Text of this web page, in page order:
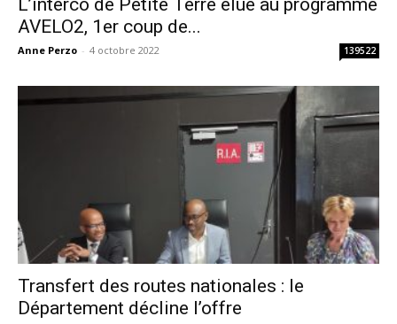
L’interco de Petite Terre élue au programme
AVELO2, 1er coup de...
Anne Perzo - 4 octobre 2022 139522
Transfert des routes nationales : le
Département décline l’offre